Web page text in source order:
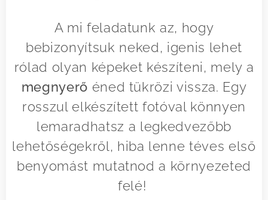
A mi feladatunk az, hogy
bebizonyítsuk neked, igenis lehet
rólad olyan képeket készíteni, mely a
megnyerő éned tükrözi vissza. Egy
rosszul elkészített fotóval könnyen
lemaradhatsz a legkedvezőbb
lehetőségekről, hiba lenne téves első
benyomást mutatnod a környezeted
felé!